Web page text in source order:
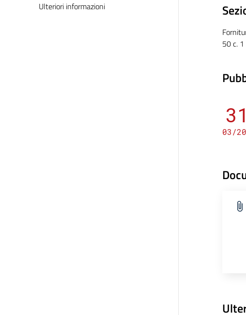
Ulteriori informazioni
50 c.
31
03/